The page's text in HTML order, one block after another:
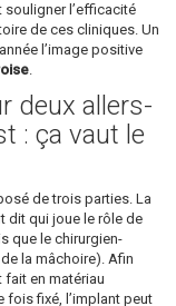
souligner l’efficacité
de ces cliniques. Un
l’image positive
.
deux allers-
: ça vaut le
de trois parties. La
dit qui joue le rôle de
que le chirurgien-
la mâchoire). Afin
fait en matériau
fois fixé, l’implant peut